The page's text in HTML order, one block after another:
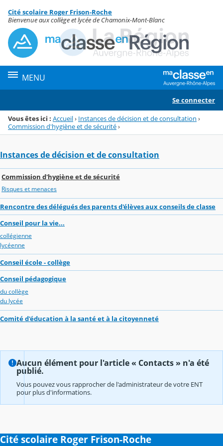
Menu de la rubrique
Contenu
Cité scolaire Roger Frison-Roche
Bienvenue aux collège et lycée de Chamonix-Mont-Blanc
MENU
Se connecter
Vous êtes ici : Accueil› Instances de décision et de consultation ›
Commission d'hygiène et de sécurité›
Instances de décision et de consultation
Commission d'hygiène et de sécurité
Risques et menaces
Rencontre des délégués des parents d'élèves aux conseils de classe
Conseil pour la vie...
collégienne
lycéenne
Conseil école - collège
Conseil pédagogique
du collège
du lycée
Comité d'éducation à la santé et à la citoyenneté
Aucun élément pour l'article « Contacts » n'a été
publié.
Vous pouvez vous rapprocher de l'administrateur de votre ENT
pour plus d'informations.
Cité scolaire Roger Frison-Roche